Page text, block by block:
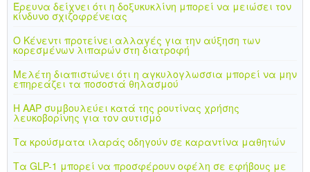
Έρευνα δείχνει ότι η δοξυκυκλίνη μπορεί να μειώσει τον
κίνδυνο σχιζοφρένειας
Ο Κένεντι προτείνει αλλαγές για την αύξηση των
κορεσμένων λιπαρών στη διατροφή
Μελέτη διαπιστώνει ότι η αγκυλογλωσσια μπορεί να μην
επηρεάζει τα ποσοστά θηλασμού
Η AAP συμβουλεύει κατά της ρουτίνας χρήσης
λευκοβορίνης για τον αυτισμό
Τα κρούσματα ιλαράς οδηγούν σε καραντίνα μαθητών
Τα GLP-1 μπορεί να προσφέρουν οφέλη σε εφήβους με